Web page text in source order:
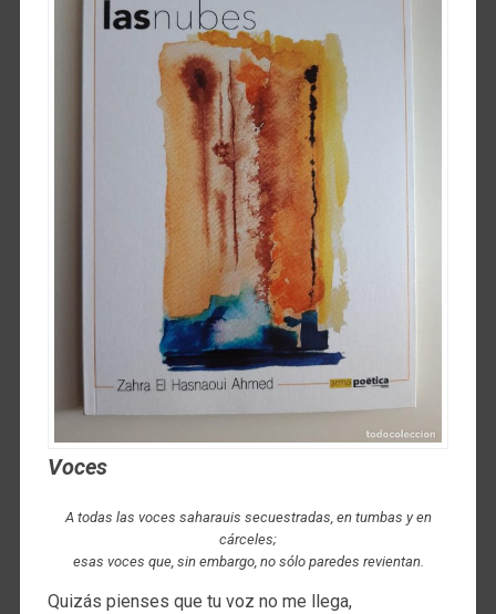
Voces
A todas las voces saharauis secuestradas, en tumbas y en
cárceles;
esas voces que, sin embargo, no sólo paredes revientan.
Quizás pienses que tu voz no me llega,